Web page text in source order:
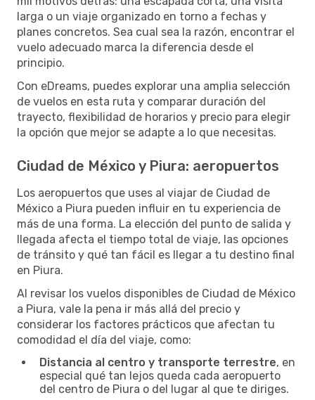
larga o un viaje organizado en torno a fechas y
planes concretos. Sea cual sea la razón, encontrar el
vuelo adecuado marca la diferencia desde el
principio.
Con eDreams, puedes explorar una amplia selección
de vuelos en esta ruta y comparar duración del
trayecto, flexibilidad de horarios y precio para elegir
la opción que mejor se adapte a lo que necesitas.
Ciudad de México y Piura: aeropuertos
Los aeropuertos que uses al viajar de Ciudad de
México a Piura pueden influir en tu experiencia de
más de una forma. La elección del punto de salida y
llegada afecta el tiempo total de viaje, las opciones
de tránsito y qué tan fácil es llegar a tu destino final
en Piura.
Al revisar los vuelos disponibles de Ciudad de México
a Piura, vale la pena ir más allá del precio y
considerar los factores prácticos que afectan tu
comodidad el día del viaje, como:
Distancia al centro y transporte terrestre, en
especial qué tan lejos queda cada aeropuerto
del centro de Piura o del lugar al que te diriges.